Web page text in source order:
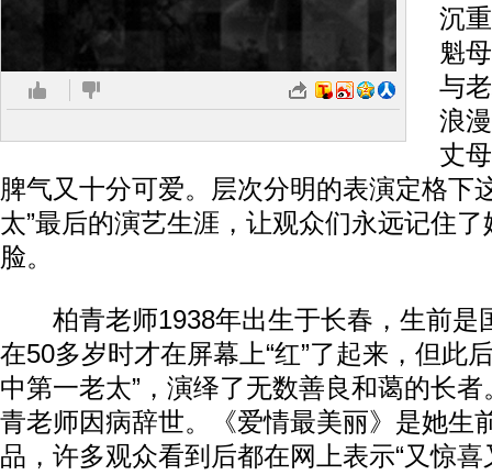
沉
魁
与
浪
丈
脾气又十分可爱。层次分明的表演定格下
太”最后的演艺生涯，让观众们永远记住
脸。
柏青老师1938年出生于长春，生前是
在50多岁时才在屏幕上“红”了起来，但此
中第一老太”，演绎了无数善良和蔼的长
青老师因病辞世。《爱情最美丽》是她生
品，许多观众看到后都在网上表示“又惊喜